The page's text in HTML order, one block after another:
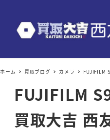
ホーム 買取ブログ カメラ
FUJIFILM
買取大吉 西